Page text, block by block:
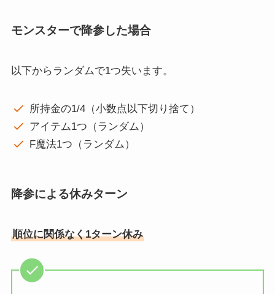
モンスターで降参した場合
以下からランダムで1つ失います。
所持金の1/4（小数点以下切り捨て）
アイテム1つ（ランダム）
F魔法1つ（ランダム）
降参による休みターン
順位に関係なく1ターン休み